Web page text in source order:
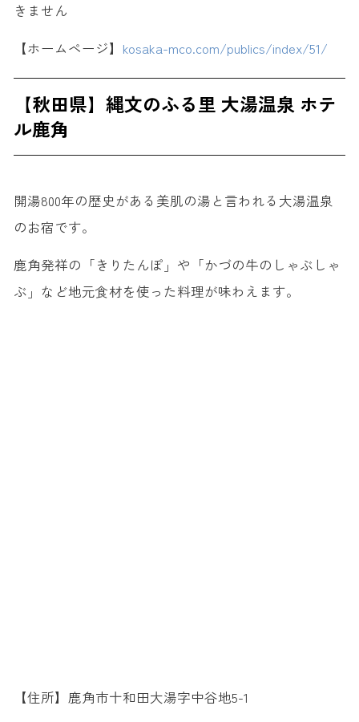
きません
【ホームページ】 kosaka-mco.com/publics/index/51/
【秋田県】縄文のふる里 大湯温泉 ホテ
ル鹿角
開湯800年の歴史がある美肌の湯と言われる大湯温泉
のお宿です。
鹿角発祥の「きりたんぽ」や「かづの牛のしゃぶしゃ
ぶ」など地元食材を使った料理が味わえます。
【住所】鹿角市十和田大湯字中谷地5-1